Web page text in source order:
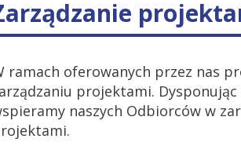
ramach oferowanych przez nas
projektami.
naszych Odbiorców w